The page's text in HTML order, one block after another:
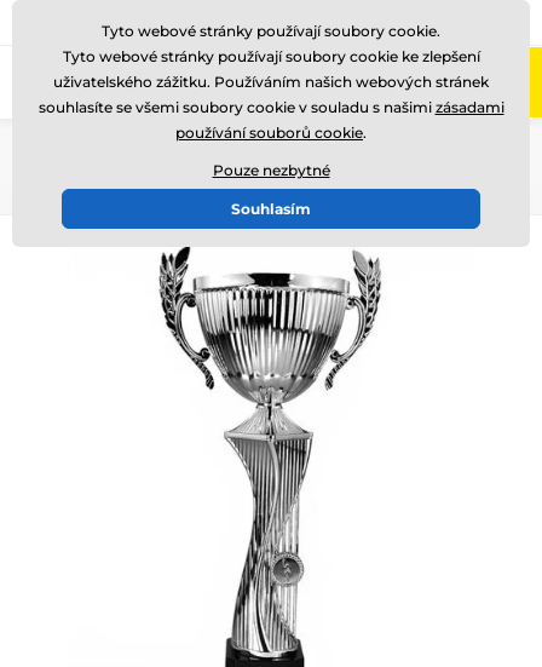
Zavolejte nám (Po-Pá 8-17)
Tyto webové stránky používají soubory cookie.
Tyto webové stránky používají soubory cookie ke zlepšení
uživatelského zážitku. Používáním našich webových stránek
souhlasíte se všemi soubory cookie v souladu s našimi zásadami
používání souborů cookie.
Pouze nezbytné
Souhlasím